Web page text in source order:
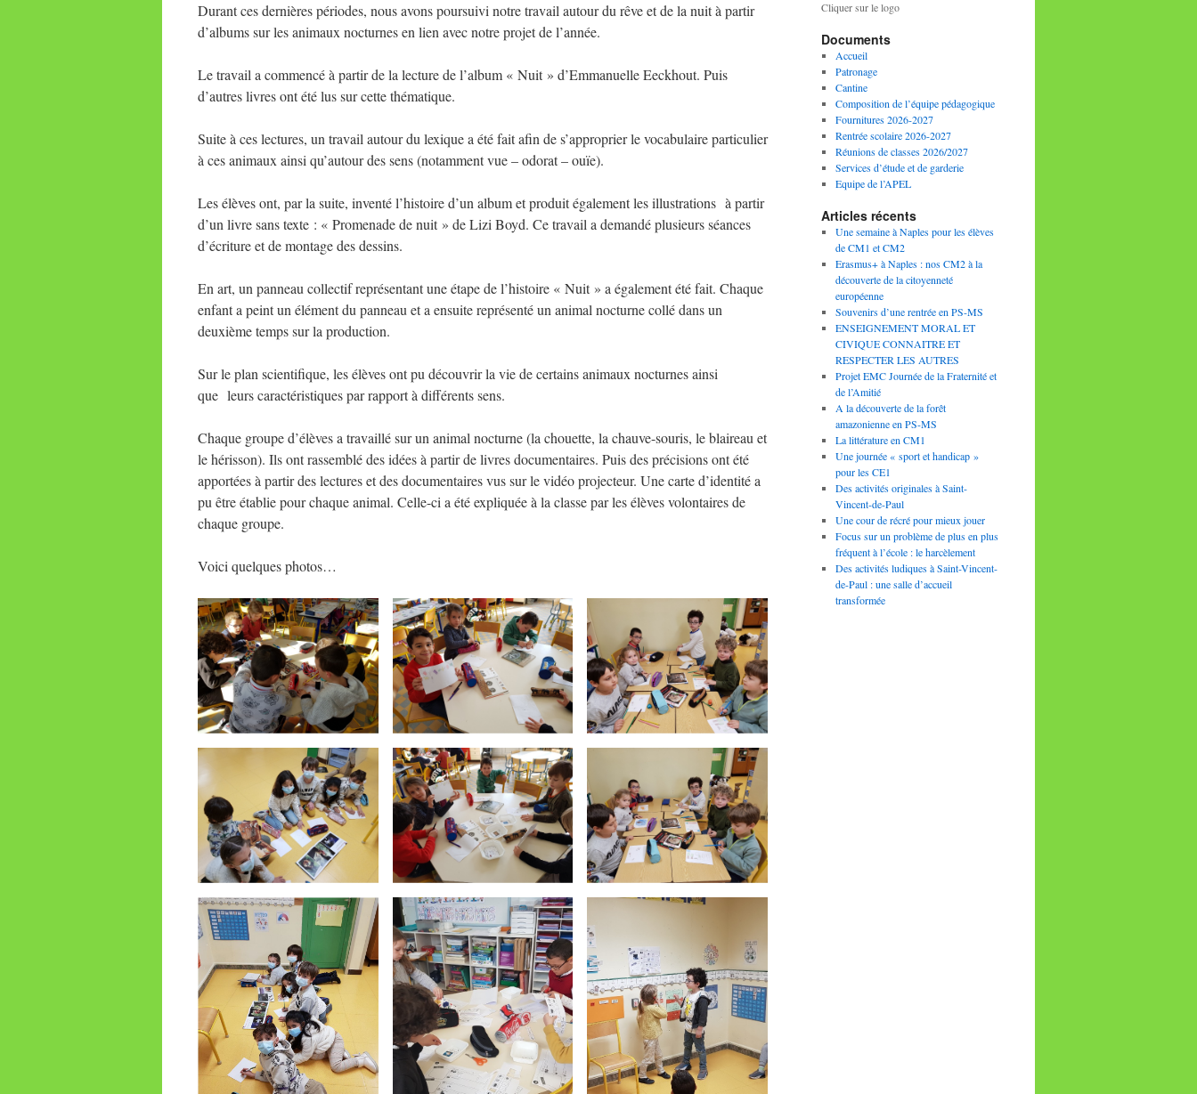
Durant ces dernières périodes, nous avons poursuivi notre travail autour du rêve et de la nuit à partir
d’albums sur les animaux nocturnes en lien avec notre projet de l’année.
Le travail a commencé à partir de la lecture de l’album « Nuit » d’Emmanuelle Eeckhout. Puis
d’autres livres ont été lus sur cette thématique.
Suite à ces lectures, un travail autour du lexique a été fait afin de s’approprier le vocabulaire particulier
à ces animaux ainsi qu’autour des sens (notamment vue – odorat – ouïe).
Les élèves ont, par la suite, inventé l’histoire d’un album et produit également les illustrations à partir
d’un livre sans texte : « Promenade de nuit » de Lizi Boyd. Ce travail a demandé plusieurs séances
d’écriture et de montage des dessins.
En art, un panneau collectif représentant une étape de l’histoire « Nuit » a également été fait. Chaque
enfant a peint un élément du panneau et a ensuite représenté un animal nocturne collé dans un
deuxième temps sur la production.
Sur le plan scientifique, les élèves ont pu découvrir la vie de certains animaux nocturnes ainsi
que leurs caractéristiques par rapport à différents sens.
Chaque groupe d’élèves a travaillé sur un animal nocturne (la chouette, la chauve-souris, le blaireau et
le hérisson). Ils ont rassemblé des idées à partir de livres documentaires. Puis des précisions ont été
apportées à partir des lectures et des documentaires vus sur le vidéo projecteur. Une carte d’identité a
pu être établie pour chaque animal. Celle-ci a été expliquée à la classe par les élèves volontaires de
chaque groupe.
Voici quelques photos…
Cliquer sur le logo
Documents
Accueil
Patronage
Cantine
Composition de l’équipe pédagogique
Fournitures 2026-2027
Rentrée scolaire 2026-2027
Réunions de classes 2026/2027
Services d’étude et de garderie
Equipe de l’APEL
Articles récents
Une semaine à Naples pour les élèves
de CM1 et CM2
Erasmus+ à Naples : nos CM2 à la
découverte de la citoyenneté
européenne
Souvenirs d’une rentrée en PS-MS
ENSEIGNEMENT MORAL ET
CIVIQUE CONNAITRE ET
RESPECTER LES AUTRES
Projet EMC Journée de la Fraternité et
de l’Amitié
A la découverte de la forêt
amazonienne en PS-MS
La littérature en CM1
Une journée « sport et handicap »
pour les CE1
Des activités originales à Saint-
Vincent-de-Paul
Une cour de récré pour mieux jouer
Focus sur un problème de plus en plus
fréquent à l’école : le harcèlement
Des activités ludiques à Saint-Vincent-
de-Paul : une salle d’accueil
transformée